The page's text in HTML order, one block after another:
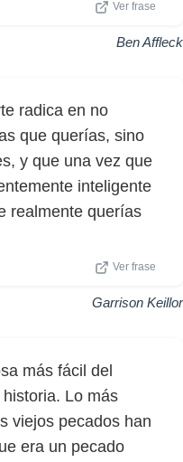
Ver frase
Ben Affleck
radica en no
que querías, sino
y que una vez que
inteligente
realmente querías
Ver frase
Garrison Keillor
más fácil del
historia. Lo más
viejos pecados han
era un pecado